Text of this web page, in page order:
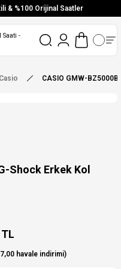
& %100 Orijinal Saatler
Taksit
Casio CASIO GMW-
Shock Erkek Kol
havale indirimi)